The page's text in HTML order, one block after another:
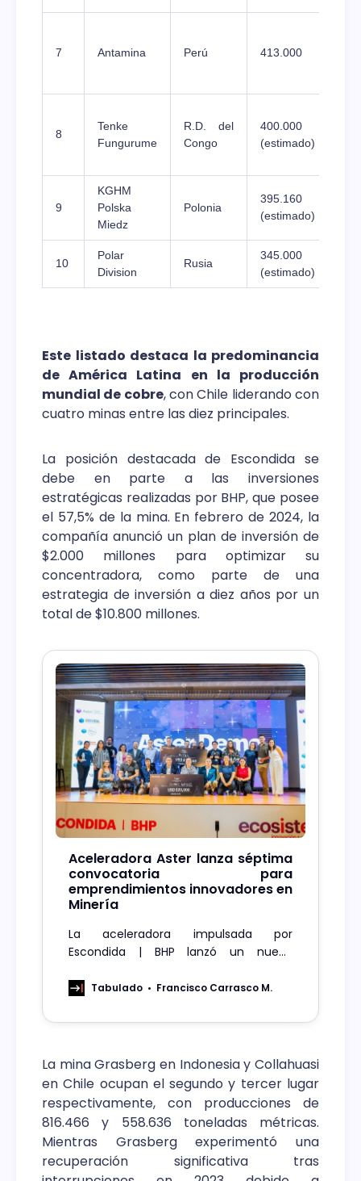
7 Antamina Perú 413.000
8
Tenke
Fungurume
R.D. del
Congo
400.000
(estimado)
9
KGHM
Polska
Miedz
Polonia
395.160
(estimado)
10
Polar
Division
Rusia
345.000
(estimado)
Este listado destaca la predominancia
de América Latina en la producción
mundial de cobre, con Chile liderando con
cuatro minas entre las diez principales.
La posición destacada de Escondida se
debe en parte a las inversiones
estratégicas realizadas por BHP, que posee
el 57,5% de la mina. En febrero de 2024, la
compañía anunció un plan de inversión de
$2.000 millones para optimizar su
concentradora, como parte de una
estrategia de inversión a diez años por un
total de $10.800 millones.
Aceleradora Aster lanza séptima
convocatoria para
emprendimientos innovadores en
Minería
La aceleradora impulsada por
Escondida | BHP lanzó un nuevo
nuevas startups mineras. A la fecha ha
con un portafolio sobre USD $10
Tabulado Francisco Carrasco M.
La mina Grasberg en Indonesia y Collahuasi
en Chile ocupan el segundo y tercer lugar
respectivamente, con producciones de
816.466 y 558.636 toneladas métricas.
Mientras Grasberg experimentó una
recuperación significativa tras